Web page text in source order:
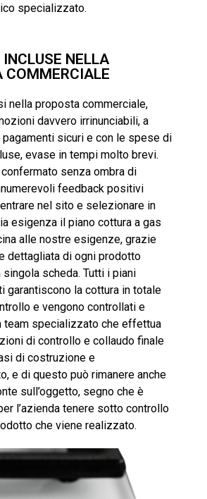
specializzato.
NELLA
COMMERCIALE
nella proposta commerciale,
davvero irrinunciabili, a
sicuri e con le spese di
evase in tempi molto brevi.
senza ombra di
feedback positivi
nel sito e selezionare in
esigenza il piano cottura a gas
alle nostre esigenze, grazie
dettagliata di ogni prodotto
singola scheda. Tutti i piani
garantiscono la cottura in totale
e vengono controllati e
team specializzato che effettua
di controllo e collaudo finale
di costruzione e
e di questo può rimanere anche
sull’oggetto, segno che è
l’azienda tenere sotto controllo
che viene realizzato.